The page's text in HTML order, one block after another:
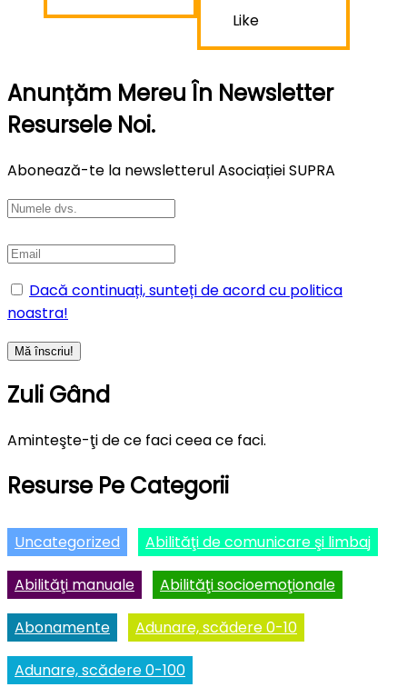
Like
Anunțăm Mereu În Newsletter
Resursele Noi.
Abonează-te la newsletterul Asociației SUPRA
Dacă continuați, sunteți de acord cu politica
noastra!
Zuli Gând
Aminteşte-ţi de ce faci ceea ce faci.
Resurse Pe Categorii
Uncategorized Abilităţi de comunicare şi limbaj
Abilităţi manuale Abilităţi socioemoţionale
Abonamente Adunare, scădere 0-10
Adunare, scădere 0-100